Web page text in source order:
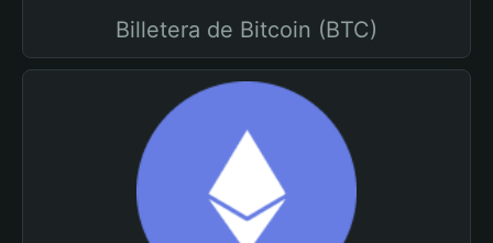
Billetera de Bitcoin (BTC)